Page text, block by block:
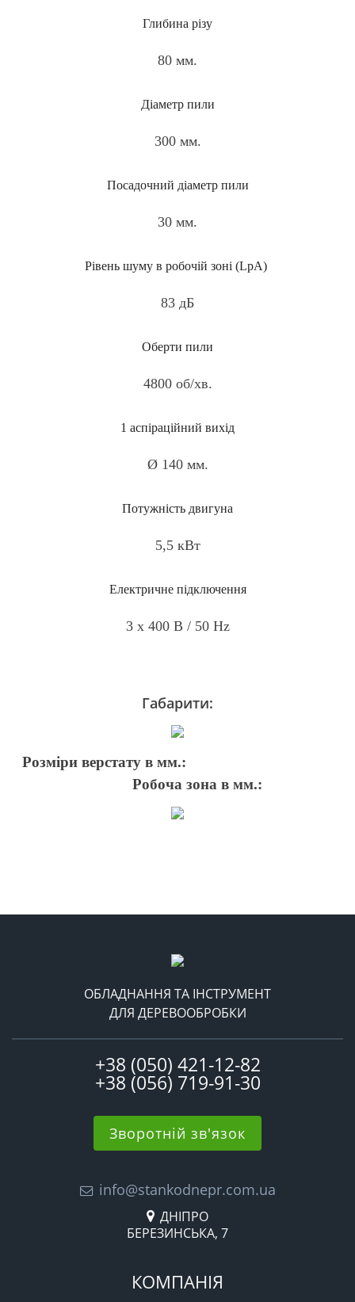
Глибина різу
80 мм.
Діаметр пили
300 мм.
Посадочний діаметр пили
30 мм.
Рівень шуму в робочій зоні (LpA)
83 дБ
Оберти пили
4800 об/хв.
1 аспіраційний вихід
Ø 140 мм.
Потужність двигуна
5,5 кВт
Електричне підключення
3 x 400 В / 50 Hz
Габарити:
Розміри верстату в мм.:
Робоча зона в мм.:
ОБЛАДНАННЯ ТА ІНСТРУМЕНТ
ДЛЯ ДЕРЕВООБРОБКИ
+38 (050) 421-12-82
+38 (056) 719-91-30
Зворотній зв'язок
info@stankodnepr.com.ua
ДНІПРО
БЕРЕЗИНСЬКА, 7
КОМПАНІЯ